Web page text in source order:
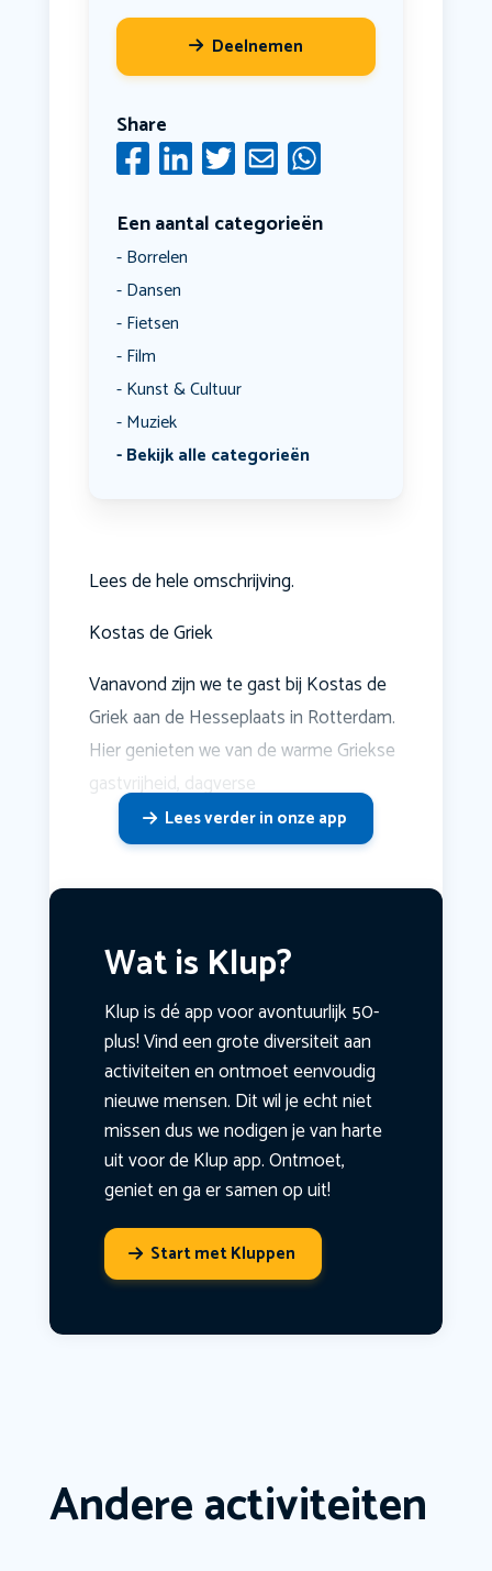
Deelnemen
Share
Een aantal categorieën
Borrelen
Dansen
Fietsen
Film
Kunst & Cultuur
Muziek
Bekijk alle categorieën
Lees de hele omschrijving.
Kostas de Griek
Vanavond zijn we te gast bij Kostas de
Griek aan de Hesseplaats in Rotterdam.
Hier genieten we van de warme Griekse
gastvrijheid, dagverse
Lees verder in onze app
Wat is Klup?
Klup is dé app voor avontuurlijk 50-
plus! Vind een grote diversiteit aan
activiteiten en ontmoet eenvoudig
nieuwe mensen. Dit wil je echt niet
missen dus we nodigen je van harte
uit voor de Klup app. Ontmoet,
geniet en ga er samen op uit!
Start met Kluppen
Andere activiteiten